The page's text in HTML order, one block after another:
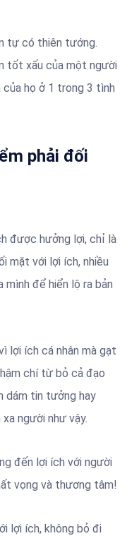
tự có thiên tướng.
tốt xấu của một người
của họ ở 1 trong 3 tình
phải đối
được hưởng lợi, chỉ là
mặt với lợi ích, nhiều
để hiển lộ ra bản
lợi ích cá nhân mà gạt
chí từ bỏ cả đạo
dám tin tưởng hay
người như vậy.
đến lợi ích với người
vọng và thương tâm!
lợi ích, không bỏ đi